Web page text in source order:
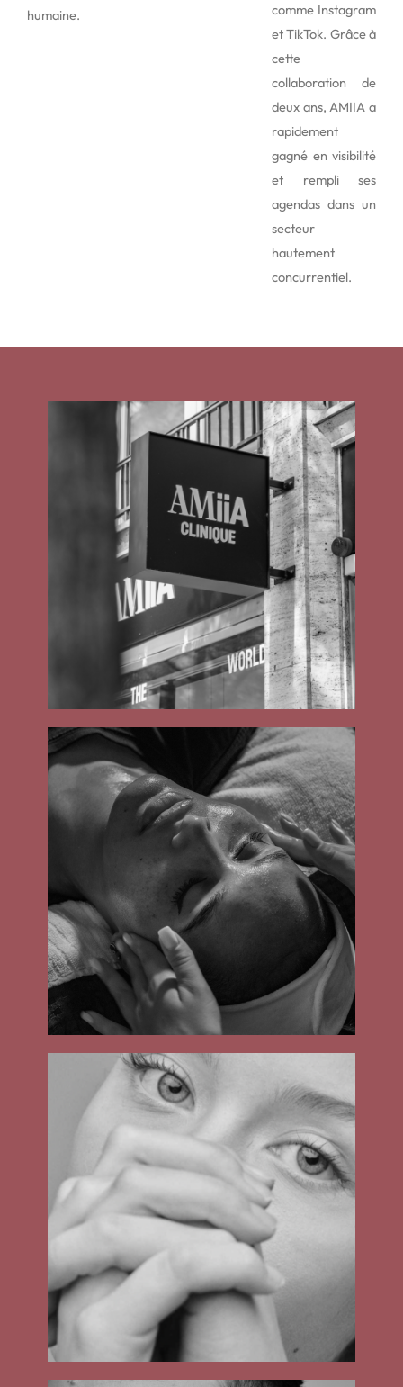
humaine.
comme Instagram
et TikTok. Grâce à
cette
collaboration de
deux ans, AMIIA a
rapidement
gagné en visibilité
et rempli ses
agendas dans un
secteur
hautement
concurrentiel.